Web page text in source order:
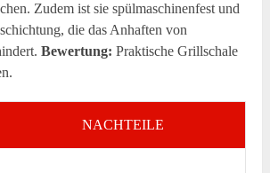
Zudem ist sie spülmaschinenfest und
die das Anhaften von
Bewertung: Praktische Grillschale
NACHTEILE